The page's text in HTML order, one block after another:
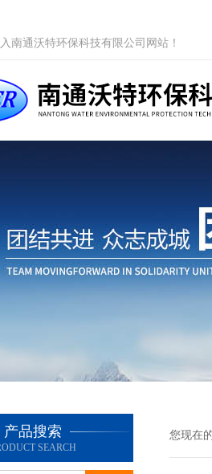
南通沃特环保科技有限公司网站！
产品搜索
SEARCH
您现在